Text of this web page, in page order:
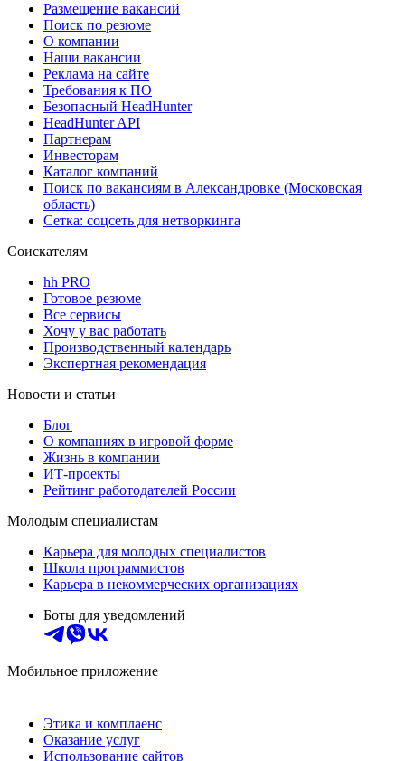
Размещение вакансий
Поиск по резюме
О компании
Наши вакансии
Реклама на сайте
Требования к ПО
Безопасный HeadHunter
HeadHunter API
Партнерам
Инвесторам
Каталог компаний
Поиск по вакансиям в Александровке (Московская
область)
Сетка: соцсеть для нетворкинга
Соискателям
hh PRO
Готовое резюме
Все сервисы
Хочу у вас работать
Производственный календарь
Экспертная рекомендация
Новости и статьи
Блог
О компаниях в игровой форме
Жизнь в компании
ИТ-проекты
Рейтинг работодателей России
Молодым специалистам
Карьера для молодых специалистов
Школа программистов
Карьера в некоммерческих организациях
Боты для уведомлений
Мобильное приложение
Этика и комплаенс
Оказание услуг
Использование сайтов